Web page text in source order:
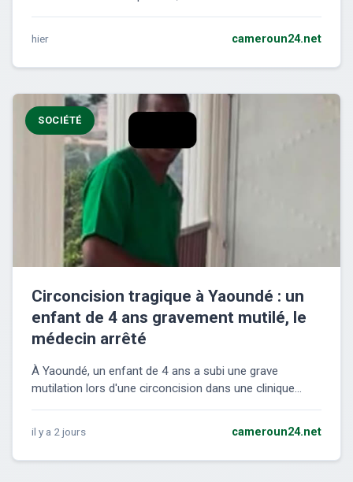
hier cameroun24.net
SOCIÉTÉ
Circoncision tragique à Yaoundé : un
enfant de 4 ans gravement mutilé, le
médecin arrêté
À Yaoundé, un enfant de 4 ans a subi une grave
mutilation lors d'une circoncision dans une clinique...
il y a 2 jours cameroun24.net